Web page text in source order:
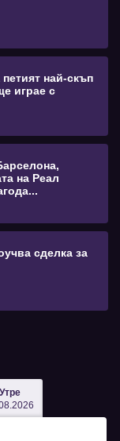
най-скъп
играе с
на Реал
сделка за
Утре